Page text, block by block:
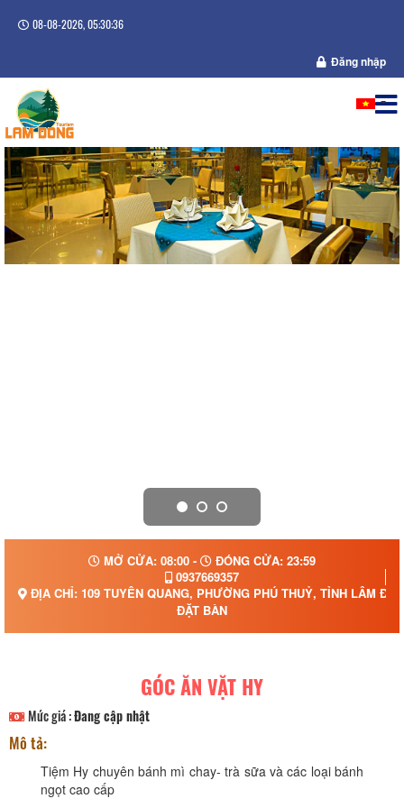
08-08-2026, 05:30:36
Đăng nhập
MỞ CỬA: 08:00 -
ĐÓNG CỬA: 23:59
0937669357
ĐỊA CHỈ: 109 TUYÊN QUANG, PHƯỜNG PHÚ THUỶ, TỈNH LÂM
ĐẶT BÀN
GÓC ĂN VẶT HY
Mức giá :Đang cập nhật
Mô tả:
Tiệm Hy chuyên bánh mì chay- trà sữa và các loại bánh
ngọt cao cấp